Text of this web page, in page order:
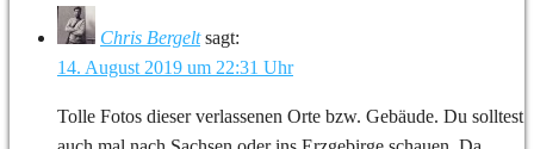
Chris Bergelt sagt:
14. August 2019 um 22:31 Uhr
Tolle Fotos dieser verlassenen Orte bzw. Gebäude. Du solltest